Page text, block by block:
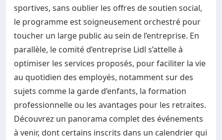
sportives, sans oublier les offres de soutien social,
le programme est soigneusement orchestré pour
toucher un large public au sein de l’entreprise. En
parallèle, le comité d’entreprise Lidl s’attelle à
optimiser les services proposés, pour faciliter la vie
au quotidien des employés, notamment sur des
sujets comme la garde d’enfants, la formation
professionnelle ou les avantages pour les retraites.
Découvrez un panorama complet des événements
à venir, dont certains inscrits dans un calendrier qui